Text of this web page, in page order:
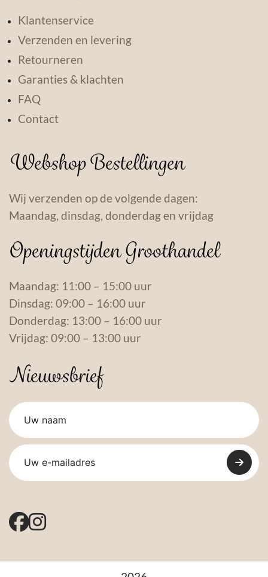
Klantenservice
Verzenden en levering
Retourneren
Garanties & klachten
FAQ
Contact
Webshop Bestellingen
Wij verzenden op de volgende dagen:
Maandag, dinsdag, donderdag en vrijdag
Openingstijden Groothandel
Maandag: 11:00 – 15:00 uur
Dinsdag: 09:00 – 16:00 uur
Donderdag: 13:00 – 16:00 uur
Vrijdag: 09:00 – 13:00 uur
Nieuwsbrief